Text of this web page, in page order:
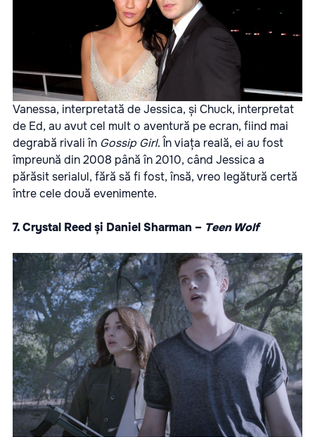
Vanessa, interpretată de Jessica, și Chuck, interpretat
de Ed, au avut cel mult o aventură pe ecran, fiind mai
degrabă rivali în Gossip Girl. În viața reală, ei au fost
împreună din 2008 până în 2010, când Jessica a
părăsit serialul, fără să fi fost, însă, vreo legătură certă
între cele două evenimente.
7. Crystal Reed și Daniel Sharman – Teen Wolf